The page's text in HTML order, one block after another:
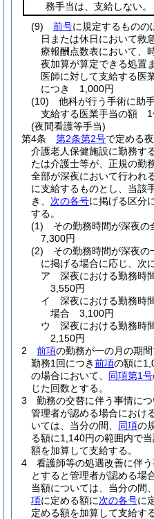
務手当は、支給しない。
(9)
前号に規定するものの
日または休日において救
療報酬点数表において、
夜加算が算定できる処置
医師に対して支給する
につき 1,000円
(10)
他科が行う手術に助
支給する医業手当の額 1
(夜間看護等手当)
第4条
第2条第2号で定める
介護老人保健施設に勤務す
たは介護士等が、正規の勤
全部が深夜において行われ
に支給するものとし、当該
き、 次の各号に掲げる区分
する。
(1)
その勤務時間が深夜
7,300円
(2)
その勤務時間が深夜
に掲げる場合に応じ、次
ア
深夜における勤務時
3,550円
イ
深夜における勤務時
場合 3,100円
ウ
深夜における勤務時
2,150円
2
前項の勤務が一の月の期
勤務1回につき前項の額に
の場合において、 同項第1号
じた回数とする。
3
勤務の交替に伴う事情に
管理者が認める場合におけ
いては、当分の間、 同項の
る額に1,140円の範囲内で
額を加算して支給する。
4
看護師等の処遇改善に伴
とすると管理者が認める場
当額については、当分の間、
項に定める額に次の各号に
定める額を加算して支給する